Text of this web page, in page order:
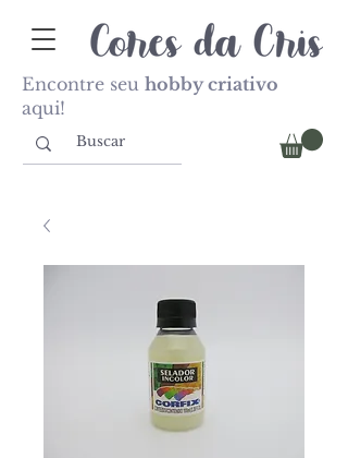
Encontre seu hobby criativo
aqui!